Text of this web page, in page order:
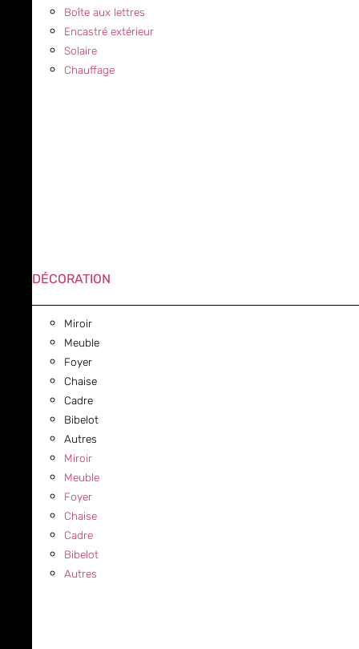
Boîte aux lettres
Encastré extérieur
Solaire
Chauffage
DÉCORATION
Miroir
Meuble
Foyer
Chaise
Cadre
Bibelot
Autres
Miroir
Meuble
Foyer
Chaise
Cadre
Bibelot
Autres